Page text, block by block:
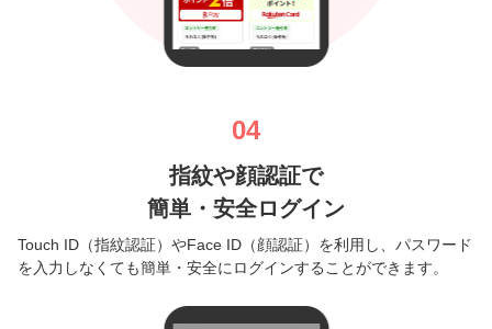
04
指紋や顔認証で
簡単・安全ログイン
Touch ID（指紋認証）やFace ID（顔認証）を利用し、パスワード
を入力しなくても簡単・安全にログインすることができます。